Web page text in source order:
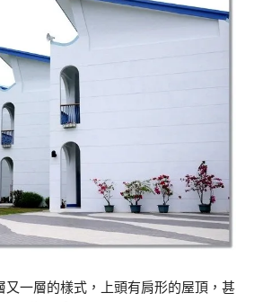
又一層的樣式，上頭有肩形的屋頂，甚